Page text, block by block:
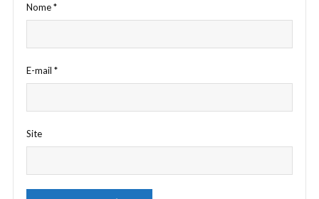
Nome*
E-mail *
Site